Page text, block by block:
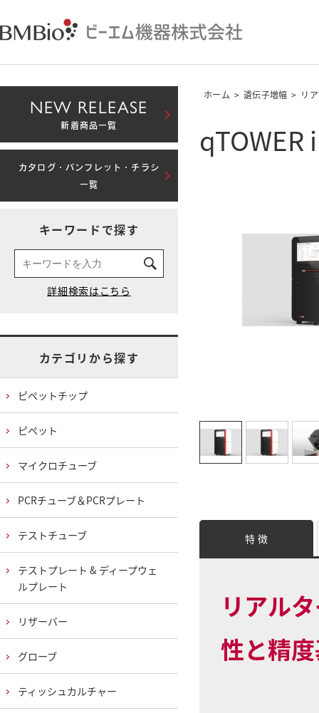
ホーム > 遺伝子増幅 > リ
qTOWER
特 徴
リアル
性と精
NEW RELEASE
新着商品一覧
カタログ・パンフレット・チラシ
一覧
キーワードで探す
カテゴリから探す
ピペットチップ
ピペット
マイクロチューブ
PCRチューブ＆PCRプレート
テストチューブ
テストプレート & ディープウェ
ルプレート
リザーバー
グローブ
ティッシュカルチャー